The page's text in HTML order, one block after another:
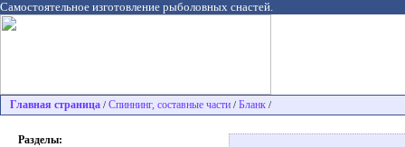
Самостоятельное изготовление рыболовных снастей.
Главная страница / Спиннинг, составные части / Бланк /
Разделы: